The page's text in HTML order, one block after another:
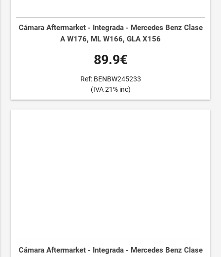
Cámara Aftermarket - Integrada - Mercedes Benz Clase
A W176, ML W166, GLA X156
89.9€
Ref: BENBW245233
(IVA 21% inc)
Cámara Aftermarket - Integrada - Mercedes Benz Clase